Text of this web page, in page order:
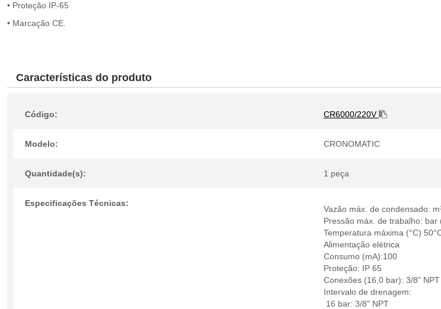
• Proteção IP-65
• Marcação CE.
Características do produto
Código: CR6000/220V
Modelo: CRONOMATIC
Quantidade(s): 1 peça
Especificações Técnicas:
Vazão máx. de condensado:
Pressão máx. de trabalho: bar
Temperatura máxima (°C)
Alimentação elétrica
Consumo (mA):100
Proteção: IP 65
Conexões (16,0 bar): 3/8” NPT
Intervalo de drenagem:
16 bar: 3/8" NPT